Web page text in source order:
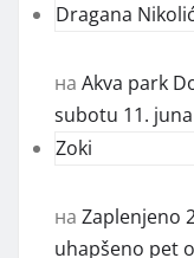
Dragana Nikolić
на Akva park
subotu 11. juna
Zoki
на Zaplenjeno
uhapšeno pet